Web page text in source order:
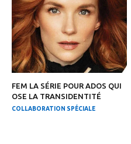
FEM LA SÉRIE POUR ADOS QUI
OSE LA TRANSIDENTITÉ
COLLABORATION SPÉCIALE